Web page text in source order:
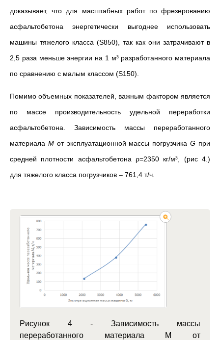
доказывает, что для масштабных работ по фрезерованию
асфальтобетона энергетически выгоднее использовать
машины тяжелого класса (S850), так как они затрачивают в
2,5 раза меньше энергии на 1 м³ разработанного материала
по сравнению с малым классом (S150).
Помимо объемных показателей, важным фактором является
по массе производительность удельной переработки
асфальтобетона. Зависимость массы переработанного
материала Mот эксплуатационной массы погрузчикаG при
средней плотности асфальтобетона ρ=2350 кг/м³, (рис 4.)
для тяжелого класса погрузчиков – 761,4 т/ч.
Рисунок 4 - Зависимость массы
переработанного материала М от